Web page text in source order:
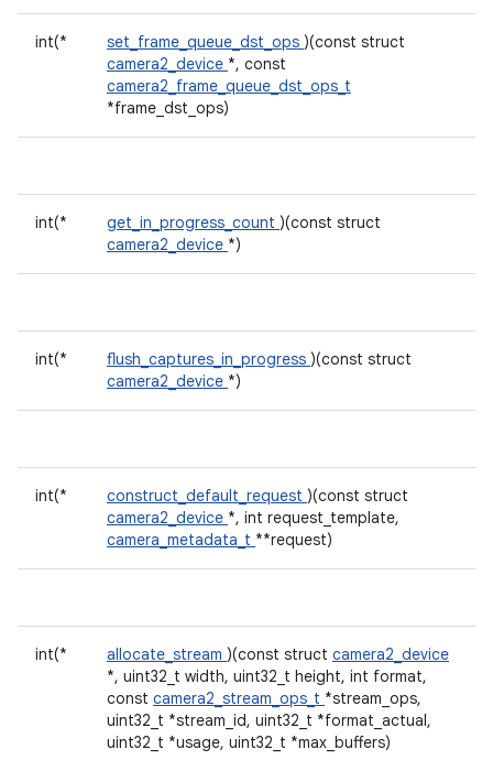
int(* set_frame_queue_dst_ops )(const struct
camera2_device *, const
camera2_frame_queue_dst_ops_t
*frame_dst_ops)
int(* get_in_progress_count )(const struct
camera2_device *)
int(* flush_captures_in_progress )(const struct
camera2_device *)
int(* construct_default_request )(const struct
camera2_device *, int request_template,
camera_metadata_t **request)
int(* allocate_stream )(const struct camera2_device
*, uint32_t width, uint32_t height, int format,
const camera2_stream_ops_t *stream_ops,
uint32_t *stream_id, uint32_t *format_actual,
uint32_t *usage, uint32_t *max_buffers)